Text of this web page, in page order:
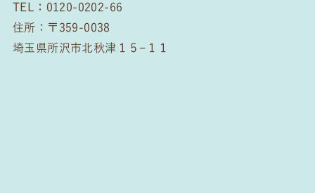
TEL：0120-0202-66
住所：〒359-0038
埼玉県所沢市北秋津１５−１１